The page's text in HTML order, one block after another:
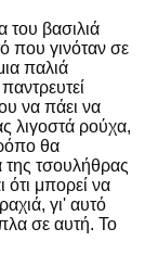
του βασιλιά
που γινόταν σε
παλιά
να πάει να
λιγοστά ρούχα,
θα
τσουλήθρας
ότι μπορεί να
γι' αυτό
σε αυτή. Το